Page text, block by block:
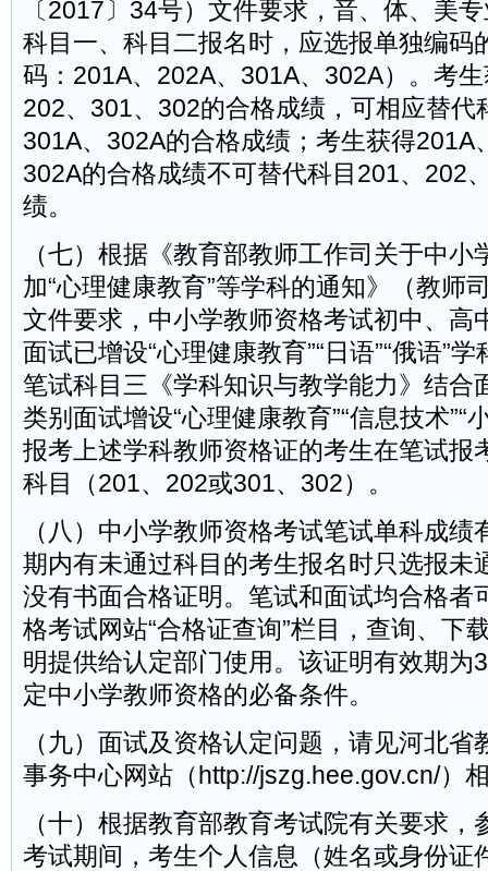
〔2017〕34号）文件要求，音、体、美
科目一、科目二报名时，应选报单独编码
码：201A、202A、301A、302A）。考
202、301、302的合格成绩，可相应替代
301A、302A的合格成绩；考生获得201A
302A的合格成绩不可替代科目201、202
绩。
（七）根据《教育部教师工作司关于中小
加“心理健康教育”等学科的通知》（教师
文件要求，中小学教师资格考试初中、高
面试已增设“心理健康教育”“日语”“俄语”
笔试科目三《学科知识与教学能力》结合
类别面试增设“心理健康教育”“信息技术”“
报考上述学科教师资格证的考生在笔试报
科目（201、202或301、302）。
（八）中小学教师资格考试笔试单科成绩
期内有未通过科目的考生报名时只选报未
没有书面合格证明。笔试和面试均合格者
格考试网站“合格证查询”栏目，查询、下
明提供给认定部门使用。该证明有效期为
定中小学教师资格的必备条件。
（九）面试及资格认定问题，请见河北
事务中心网站（http://jszg.hee.gov.cn/）
（十）根据教育部教育考试院有关要求
考试期间，考生个人信息（姓名或身份证